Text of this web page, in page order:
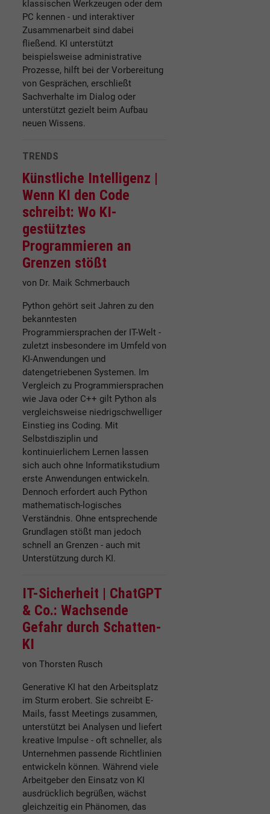
klassischen Werkzeugen oder dem
PC kennen - und interaktiver
Zusammenarbeit sind dabei
fließend. KI unterstützt
beispielsweise administrative
Prozesse, hilft bei der Vorbereitung
von Gesprächen, erschließt
Sachverhalte im Dialog oder
unterstützt gezielt beim Aufbau
neuen Wissens.
TRENDS
Künstliche Intelligenz |
Wenn KI den Code
schreibt: Wo KI-
gestütztes
Programmieren an
Grenzen stößt
von Dr. Maik Schmerbauch
Python gehört seit Jahren zu den
bekanntesten
Programmiersprachen der IT-Welt -
zuletzt insbesondere im Umfeld von
KI-Anwendungen und
datengetriebenen Systemen. Im
Vergleich zu Programmiersprachen
wie Java oder C++ gilt Python als
vergleichsweise niedrigschwelliger
Einstieg ins Coding. Mit
Selbstdisziplin und
kontinuierlichem Lernen lassen
sich auch ohne Informatikstudium
erste Anwendungen entwickeln.
Dennoch erfordert auch Python
mathematisch-logisches
Verständnis. Ohne entsprechende
Grundlagen stößt man jedoch
schnell an Grenzen - auch mit
Unterstützung durch KI.
IT-Sicherheit | ChatGPT
& Co.: Wachsende
Gefahr durch Schatten-
KI
von Thorsten Rusch
Generative KI hat den Arbeitsplatz
im Sturm erobert. Sie schreibt E-
Mails, fasst Meetings zusammen,
unterstützt bei Analysen und liefert
kreative Impulse - oft schneller, als
Unternehmen passende Richtlinien
entwickeln können. Während viele
Arbeitgeber den Einsatz von KI
ausdrücklich begrüßen, wächst
gleichzeitig ein Phänomen, das